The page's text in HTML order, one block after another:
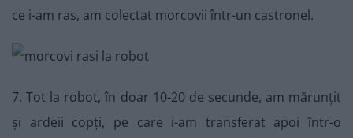
ce i-am ras, am colectat morcovii într-un castronel.
7. Tot la robot, în doar 10-20 de secunde, am mărunțit
și ardeii copți, pe care i-am transferat apoi într-o